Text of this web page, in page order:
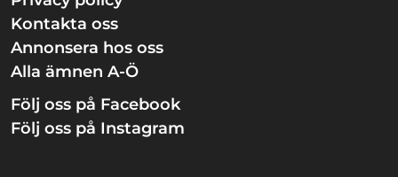
Kontakta oss
Annonsera hos oss
Alla ämnen A-Ö
Följ oss på Facebook
Följ oss på Instagram